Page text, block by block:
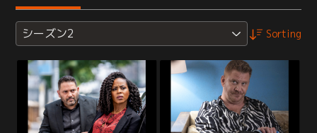
シーズン2 Sorting